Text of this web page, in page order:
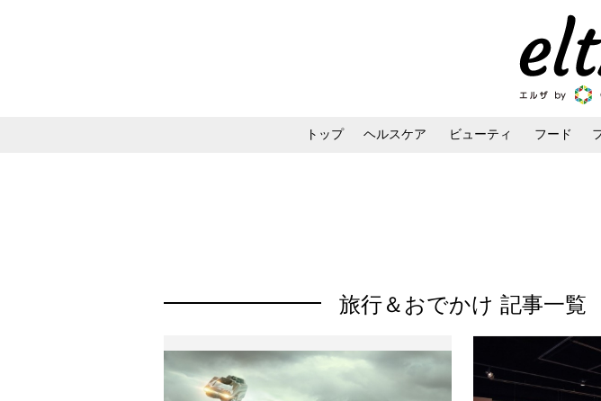
トップ ヘルスケア ビューティ フード
旅行＆おでかけ 記事一覧